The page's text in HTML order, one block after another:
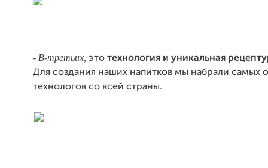
- В-третьих это технология и уникальная
Для создания наших напитков мы набрали самых
технологов со всей страны.